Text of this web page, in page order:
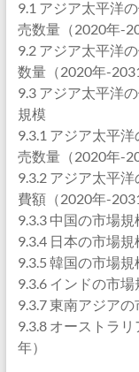
9.1 アジア太平洋
売数量（2020年-
9.2 アジア太平洋
数量（2020年-
9.3 アジア太平洋
規模
9.3.1 アジア太平
売数量（2020年-
9.3.2 アジア太平
費額（2020年-
9.3.3 中国の市場
9.3.4 日本の市場
9.3.5 韓国の市場
9.3.6 インドの市
9.3.7 東南アジア
9.3.8 オーストラ
年）